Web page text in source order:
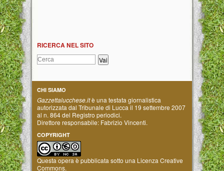
RICERCA NEL SITO
CHI SIAMO
Gazzettalucchese.itè una testata giornalistica
autorizzata dal Tribunale di Lucca il 19 settembre 2007
al n. 864 del Registro periodici.
Direttore responsabile: Fabrizio Vincenti.
COPYRIGHT
Questa opera è pubblicata sotto una Licenza Creative
Commons.